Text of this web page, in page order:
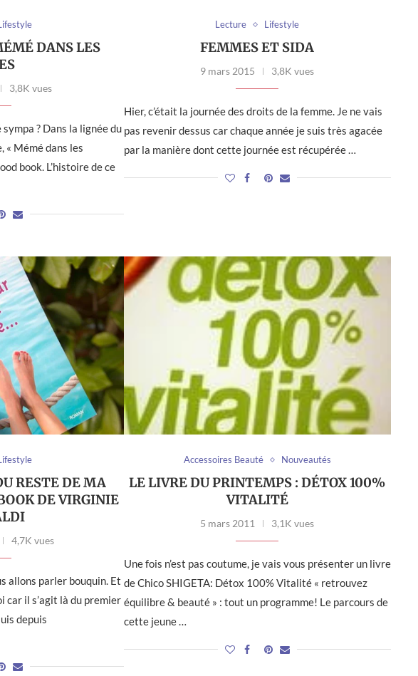
DANS LES
3,8K vues
? Dans la lignée du
« Mémé dans les
book. L’histoire de ce
Lecture Lifestyle
FEMMES ET SIDA
9 mars 2015 3,8K vues
Hier, c’était la journée des droits de la femme. Je ne vais
pas revenir dessus car chaque année je suis très agacée
par la manière dont cette journée est récupérée …
RESTE DE MA
DE VIRGINIE
4,7K vues
allons parler bouquin. Et
car il s’agit là du premier
depuis
Accessoires Beauté Nouveautés
LE LIVRE DU PRINTEMPS : DÉTOX 100%
VITALITÉ
5 mars 2011 3,1K vues
Une fois n’est pas coutume, je vais vous présenter un livre
de Chico SHIGETA: Détox 100% Vitalité « retrouvez
équilibre & beauté » : tout un programme! Le parcours de
cette jeune …